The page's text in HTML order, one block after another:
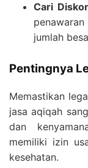
Cari
jumlah
Pentingnya
Memastikan
jasa aqiqah
dan
memiliki izin
kesehatan.